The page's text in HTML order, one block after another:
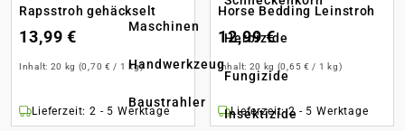
Maschinen
Handwerkzeug
Baustrahler
Herbizide
Fungizide
Insektizide
Rapsstroh gehäckselt
13,99 €
Inhalt: 20 kg (0,70 € / 1 kg)
Lieferzeit: 2 - 5 Werktage
Horse Bedding Leinstroh
12,99 €
Inhalt: 20 kg (0,65 € / 1 kg)
Lieferzeit: 2 - 5 Werktage